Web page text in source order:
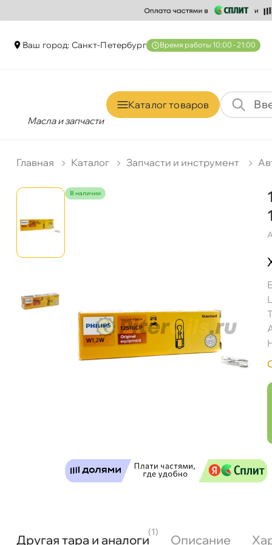
аш город: Санкт-Петербур ремя работы 10:00 - 21:00
Масла и запчасти
Каталог товаро
Главная Катало Запчасти и инструмент
наличии
Другая тара и аналоги
(1)
Описание